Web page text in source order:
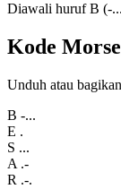
Diawali huruf B (-
Kode
Unduh atau
B -...
E .
S ...
A .-
R .-.